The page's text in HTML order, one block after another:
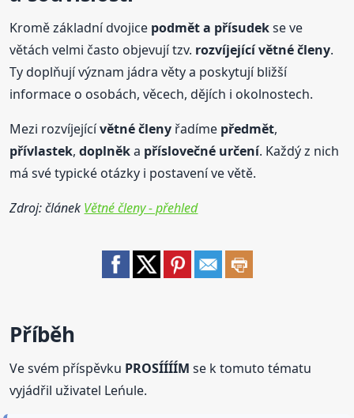
Kromě základní dvojice podmět a přísudekse ve
větách velmi často objevují tzv. rozvíjejícívětné členy.
Ty doplňují význam jádra věty a poskytují bližší
informace o osobách, věcech, dějích i okolnostech.
Mezi rozvíjejícívětné členy řadíme předmět,
přívlastek,doplněka příslovečné určení. Každý z nich
má své typické otázky i postavení ve větě.
Zdroj: článek Větné členy - přehled
Příběh
Ve svém příspěvku PROSÍÍÍÍM se k tomuto tématu
vyjádřil uživatel Leńule.